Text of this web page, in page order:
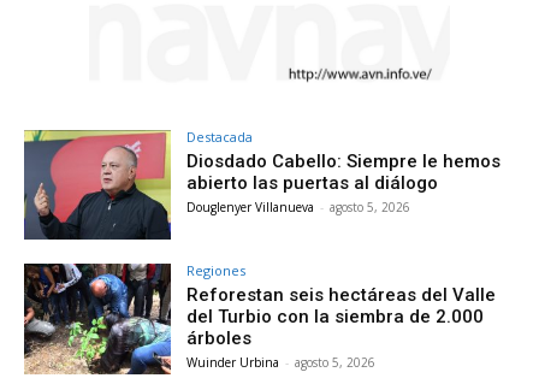
Destacada
Diosdado Cabello: Siempre le hemos
abierto las puertas al diálogo
Douglenyer Villanueva - agosto 5, 2026
Regiones
Reforestan seis hectáreas del Valle
del Turbio con la siembra de 2.000
árboles
Wuinder Urbina - agosto 5, 2026